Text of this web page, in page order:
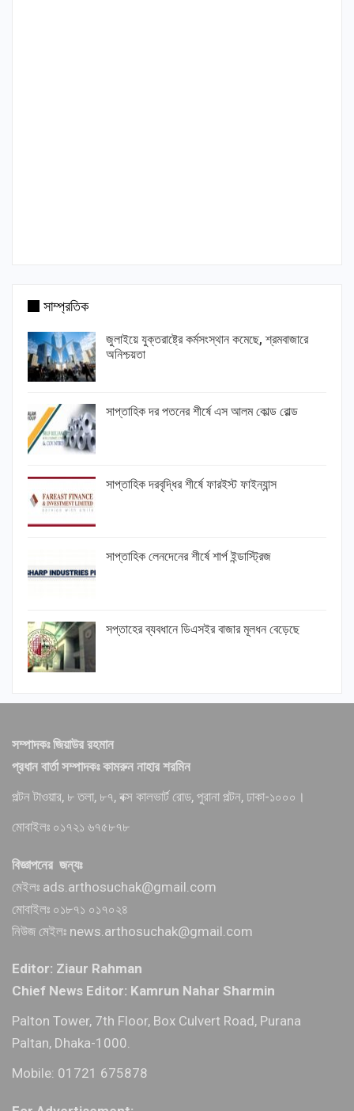
সাম্প্রতিক
জুলাইয়ে যুক্তরাষ্ট্রে কর্মসংস্থান কমেছে, শ্রমবাজারে
অনিশ্চয়তা
সাপ্তাহিক দর পতনের শীর্ষে এস আলম কোল্ড রোল্ড
সাপ্তাহিক দরবৃদ্ধির শীর্ষে ফারইস্ট ফাইন্যান্স
সাপ্তাহিক লেনদেনের শীর্ষে শার্প ইন্ডাস্ট্রিজ
সপ্তাহের ব্যবধানে ডিএসইর বাজার মূলধন বেড়েছে
সম্পাদকঃ জিয়াউর রহমান
প্রধান বার্তা সম্পাদকঃ কামরুন নাহার শরমিন
পল্টন টাওয়ার, ৮ তলা, ৮৭, বক্স কালভার্ট রোড, পুরানা পল্টন, ঢাকা-১০০০।
মোবাইলঃ ০১৭২১ ৬৭৫৮৭৮
বিজ্ঞাপনের জন্যঃ
মেইলঃ ads.arthosuchak@gmail.com
মোবাইলঃ ০১৮৭১ ০১৭০২৪
নিউজ মেইলঃ news.arthosuchak@gmail.com
Editor: Ziaur Rahman
Chief News Editor: Kamrun Nahar Sharmin
Palton Tower, 7th Floor, Box Culvert Road, Purana
Paltan, Dhaka-1000.
Mobile: 01721 675878